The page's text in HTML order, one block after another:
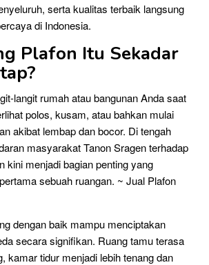
serta kualitas terbaik langsung
di Indonesia.
Plafon Itu Sekadar
langit rumah atau bangunan Anda saat
polos, kusam, atau bahkan mulai
akibat lembap dan bocor. Di tengah
masyarakat Tanon Sragen terhadap
kini menjadi bagian penting yang
sebuah ruangan. ~ Jual Plafon
dengan baik mampu menciptakan
secara signifikan. Ruang tamu terasa
kamar tidur menjadi lebih tenang dan